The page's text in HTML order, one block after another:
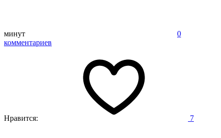
минут
0
комментариев
Нравится: 7